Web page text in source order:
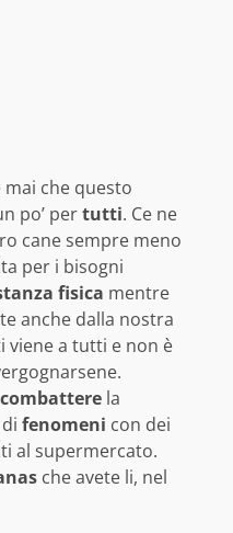
che questo
po’ pertutti. Ce ne
cane sempre meno
per i bisogni
fisica mentre
anche dalla nostra
viene a tutti e non è
combattere la
fenomeni con dei
al supermercato.
che avete li, nel